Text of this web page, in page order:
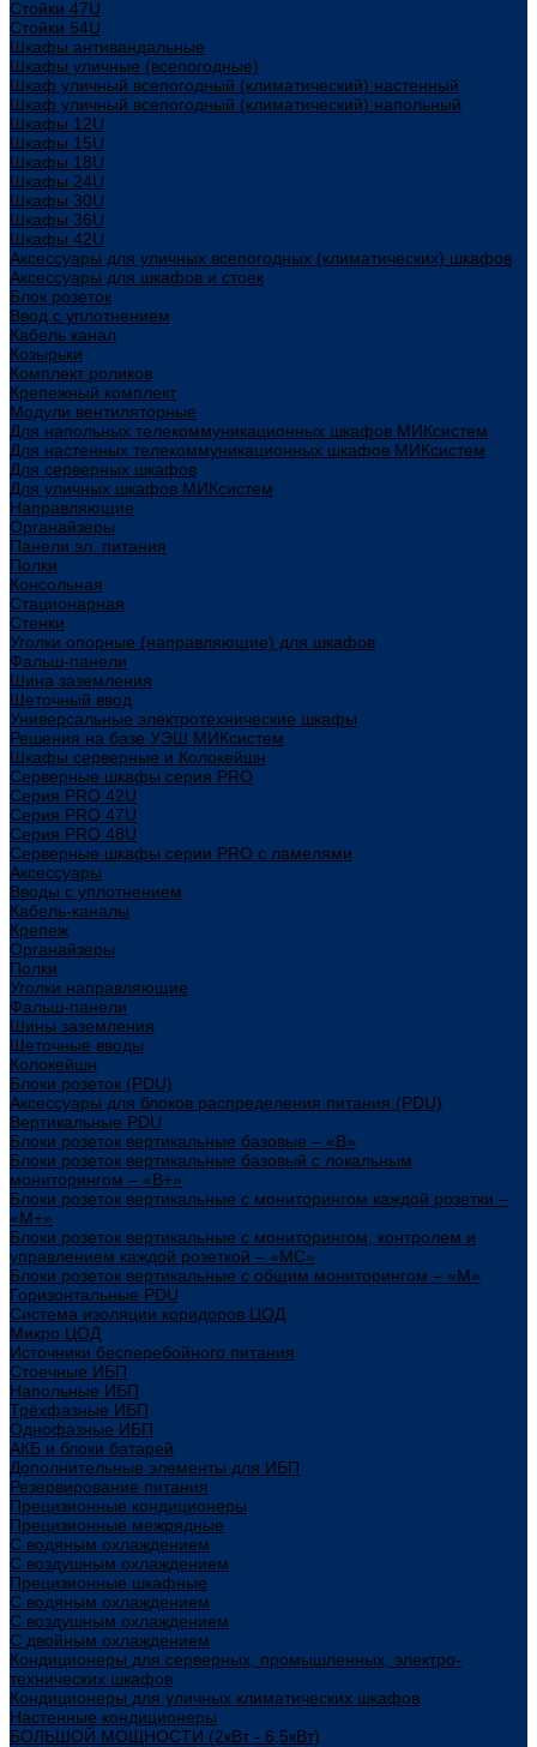
Стойки 47U
Стойки 54U
Шкафы антивандальные
Шкафы уличные (всепогодные)
Шкаф уличный всепогодный (климатический) настенный
Шкаф уличный всепогодный (климатический) напольный
Шкафы 12U
Шкафы 15U
Шкафы 18U
Шкафы 24U
Шкафы 30U
Шкафы 36U
Шкафы 42U
Аксессуары для уличных всепогодных (климатических) шкафов
Аксессуары для шкафов и стоек
Блок розеток
Ввод с уплотнением
Кабель канал
Козырьки
Комплект роликов
Крепежный комплект
Модули вентиляторные
Для напольных телекоммуникационных шкафов МИКсистем
Для настенных телекоммуникационных шкафов МИКсистем
Для серверных шкафов
Для уличных шкафов МИКсистем
Направляющие
Органайзеры
Панели эл. питания
Полки
Консольная
Стационарная
Стенки
Уголки опорные (направляющие) для шкафов
Фальш-панели
Шина заземления
Щеточный ввод
Универсальные электротехнические шкафы
Решения на базе УЭШ МИКсистем
Шкафы серверные и Колокейшн
Серверные шкафы серия PRO
Серия PRO 42U
Серия PRO 47U
Серия PRO 48U
Серверные шкафы серии PRO с ламелями
Аксессуары
Вводы с уплотнением
Кабель-каналы
Крепеж
Органайзеры
Полки
Уголки направляющие
Фальш-панели
Шины заземления
Щеточные вводы
Колокейшн
Блоки розеток (PDU)
Аксессуары для блоков распределения питания (PDU)
Вертикальные PDU
Блоки розеток вертикальные базовые – «В»
Блоки розеток вертикальные базовый с локальным
мониторингом – «В+»
Блоки розеток вертикальные с мониторингом каждой розетки –
«М+»
Блоки розеток вертикальные с мониторингом, контролем и
управлением каждой розеткой – «МС»
Блоки розеток вертикальные с общим мониторингом – «М»
Горизонтальные PDU
Система изоляции коридоров ЦОД
Микро ЦОД
Источники бесперебойного питания
Стоечные ИБП
Напольные ИБП
Трёхфазные ИБП
Однофазные ИБП
АКБ и блоки батарей
Дополнительные элементы для ИБП
Резервирование питания
Прецизионные кондиционеры
Прецизионные межрядные
С водяным охлаждением
С воздушным охлаждением
Прецизионные шкафные
С водяным охлаждением
С воздушным охлаждением
С двойным охлаждением
Кондиционеры для серверных, промышленных, электро-
технических шкафов
Кондиционеры для уличных климатических шкафов
Настенные кондиционеры
БОЛЬШОЙ МОЩНОСТИ (2кВт - 6,5кВт)